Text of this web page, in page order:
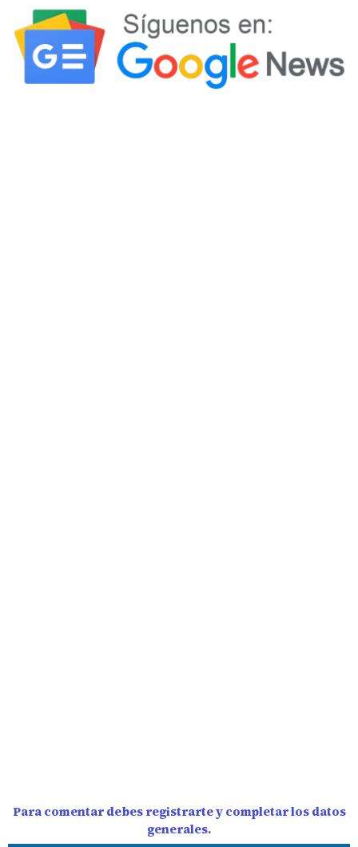
Para comentar debes registrarte y completar los datos
generales.